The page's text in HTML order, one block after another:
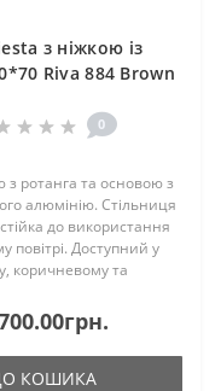
з ніжкою із
Riva 884 Brown
0
з ротанга та основою з
алюмінію. Стільниця
стійка до використання
повітрі. Доступний у
коричневому та
КОШИКА